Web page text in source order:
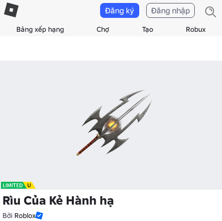
Bảng xếp hạng Chợ Tạo Robux
Đăng ký Đăng nhập
Rìu Của Kẻ Hành hạ
Bởi Roblox